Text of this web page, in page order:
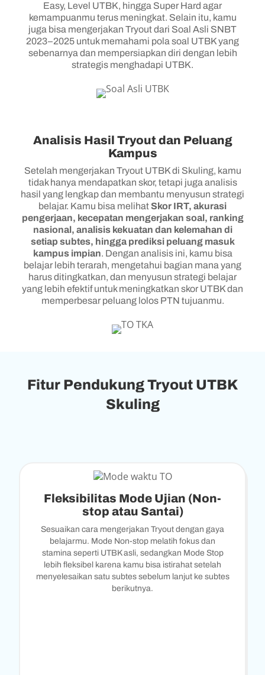
Easy, Level UTBK, hingga Super Hard agar
kemampuanmu terus meningkat. Selain itu, kamu
juga bisa mengerjakan Tryout dari Soal Asli SNBT
2023–2025 untuk memahami pola soal UTBK yang
sebenarnya dan mempersiapkan diri dengan lebih
strategis menghadapi UTBK.
Analisis Hasil Tryout dan Peluang
Kampus
Setelah mengerjakan Tryout UTBK di Skuling, kamu
tidak hanya mendapatkan skor, tetapi juga analisis
hasil yang lengkap dan membantu menyusun strategi
belajar. Kamu bisa melihatSkor IRT, akurasi
pengerjaan, kecepatan mengerjakan soal, ranking
nasional, analisis kekuatan dan kelemahan di
setiap subtes, hingga prediksi peluang masuk
kampus impian. Dengan analisis ini, kamu bisa
belajar lebih terarah, mengetahui bagian mana yang
harus ditingkatkan, dan menyusun strategi belajar
yang lebih efektif untuk meningkatkan skor UTBK dan
memperbesar peluang lolos PTN tujuanmu.
Fitur Pendukung Tryout UTBK
Skuling
Fleksibilitas Mode Ujian (Non-
stop atau Santai)
Sesuaikan cara mengerjakan Tryout dengan gaya
belajarmu. Mode Non-stop melatih fokus dan
stamina seperti UTBK asli, sedangkan Mode Stop
lebih fleksibel karena kamu bisa istirahat setelah
menyelesaikan satu subtes sebelum lanjut ke subtes
berikutnya.